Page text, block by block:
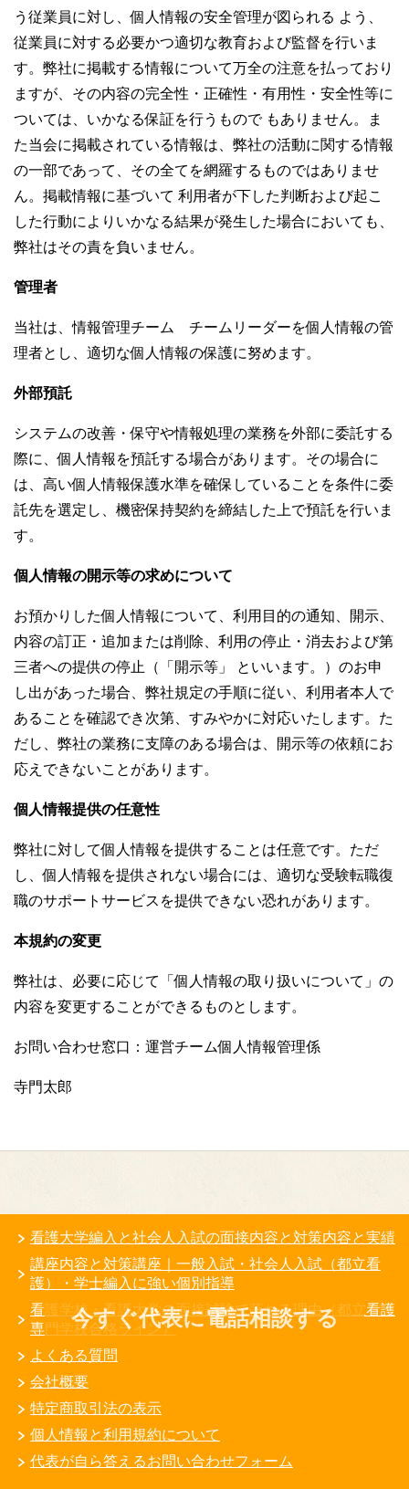
う従業員に対し、個人情報の安全管理が図られる よう、
従業員に対する必要かつ適切な教育および監督を行いま
す。弊社に掲載する情報について万全の注意を払っており
ますが、その内容の完全性・正確性・有用性・安全性等に
ついては、いかなる保証を行うもので もありません。ま
た当会に掲載されている情報は、弊社の活動に関する情報
の一部であって、その全てを網羅するものではありませ
ん。掲載情報に基づいて 利用者が下した判断および起こ
した行動によりいかなる結果が発生した場合においても、
弊社はその責を負いません。
管理者
当社は、情報管理チーム チームリーダーを個人情報の管
理者とし、適切な個人情報の保護に努めます。
外部預託
システムの改善・保守や情報処理の業務を外部に委託する
際に、個人情報を預託する場合があります。その場合に
は、高い個人情報保護水準を確保していることを条件に委
託先を選定し、機密保持契約を締結した上で預託を行いま
す。
個人情報の開示等の求めについて
お預かりした個人情報について、利用目的の通知、開示、
内容の訂正・追加または削除、利用の停止・消去および第
三者への提供の停止（「開示等」 といいます。）のお申
し出があった場合、弊社規定の手順に従い、利用者本人で
あることを確認でき次第、すみやかに対応いたします。た
だし、弊社の業務に支障のある場合は、開示等の依頼にお
応えできないことがあります。
個人情報提供の任意性
弊社に対して個人情報を提供することは任意です。ただ
し、個人情報を提供されない場合には、適切な受験転職復
職のサポートサービスを提供できない恐れがあります。
本規約の変更
弊社は、必要に応じて「個人情報の取り扱いについて」の
内容を変更することができるものとします。
お問い合わせ窓口：運営チーム個人情報管理係
寺門太郎
看護大学編入と社会人入試の面接内容と対策内容と実績
講座内容と対策講座｜一般入試・社会人入試（都立看
護）・学士編入に強い個別指導
看護学校・看護大学の面接試験で落ちる理由（都立看護
専門学校合格ライン）
よくある質問
会社概要
特定商取引法の表示
個人情報と利用規約について
代表が自ら答えるお問い合わせフォーム
今すぐ代表に電話相談する